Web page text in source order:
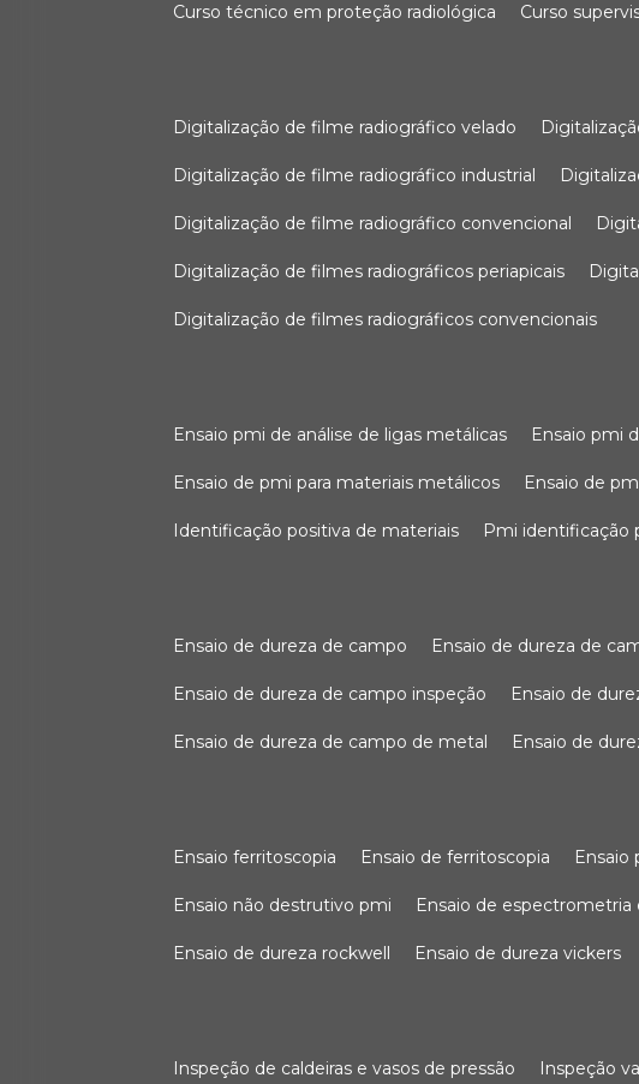
curso técnico em proteção radiológica curso
digitalização de filme radiográfico velado
digitalização de filme radiográfico industrial
digitalização de filme radiográfico convencional
digitalização de filmes radiográficos periapicais
digitalização de filmes radiográficos convencionais
ensaio pmi de análise de ligas metálicas ensaio pmi
ensaio de pmi para materiais metálicos ensaio de
identificação positiva de materiais pmi
ensaio de dureza de campo ensaio de dureza de
ensaio de dureza de campo inspeção ensaio de
ensaio de dureza de campo de metal ensaio de
ensaio ferritoscopia ensaio de ferritoscopia
ensaio não destrutivo pmi ensaio de
ensaio de dureza rockwell ensaio de dureza vickers
inspeção de caldeiras e vasos de pressão inspeção